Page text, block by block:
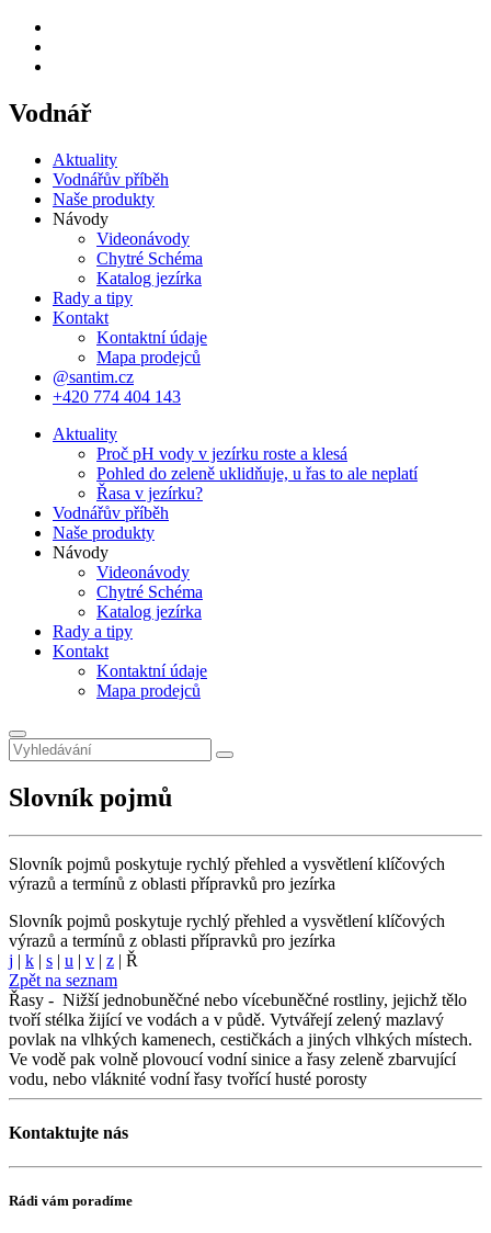
Vodnář
Aktuality
Vodnářův příběh
Naše produkty
Návody
Videonávody
Chytré Schéma
Katalog jezírka
Rady a tipy
Kontakt
Kontaktní údaje
Mapa prodejců
@santim.cz
+420 774 404 143
Aktuality
Proč pH vody v jezírku roste a klesá
Pohled do zeleně uklidňuje, u řas to ale neplatí
Řasa v jezírku?
Vodnářův příběh
Naše produkty
Návody
Videonávody
Chytré Schéma
Katalog jezírka
Rady a tipy
Kontakt
Kontaktní údaje
Mapa prodejců
Slovník pojmů
Slovník pojmů poskytuje rychlý přehled a vysvětlení klíčových
výrazů a termínů z oblasti přípravků pro jezírka
Slovník pojmů poskytuje rychlý přehled a vysvětlení klíčových
výrazů a termínů z oblasti přípravků pro jezírka
j | k | s | u | v | z | Ř
Zpět na seznam
Řasy - Nižší jednobuněčné nebo vícebuněčné rostliny, jejichž tělo
tvoří stélka žijící ve vodách a v půdě. Vytvářejí zelený mazlavý
povlak na vlhkých kamenech, cestičkách a jiných vlhkých místech.
Ve vodě pak volně plovoucí vodní sinice a řasy zeleně zbarvující
vodu, nebo vláknité vodní řasy tvořící husté porosty
Kontaktujte nás
Rádi vám poradíme